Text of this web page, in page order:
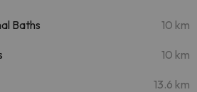
Baths 10 km
10 km
13.6 km